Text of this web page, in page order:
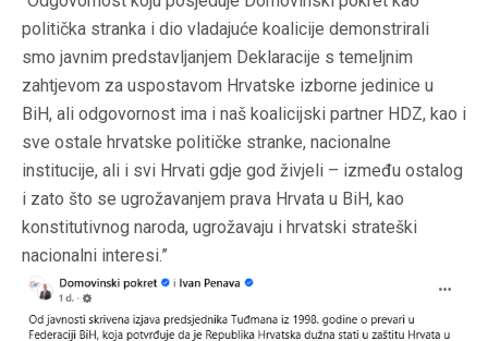
politička stranka i dio vladajuće koalicije demonstrirali
smo javnim predstavljanjem Deklaracije s temeljnim
zahtjevom za uspostavom Hrvatske izborne jedinice u
BiH, ali odgovornost ima i naš koalicijski partner HDZ, kao i
sve ostale hrvatske političke stranke, nacionalne
institucije, ali i svi Hrvati gdje god živjeli – između ostalog
i zato što se ugrožavanjem prava Hrvata u BiH, kao
konstitutivnog naroda, ugrožavaju i hrvatski strateški
nacionalni interesi.”